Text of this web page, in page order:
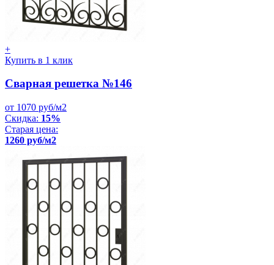
+
Купить в 1 клик
Сварная решетка №146
от 1070 руб/м2
Скидка: 15%
Старая цена:
1260 руб/м2